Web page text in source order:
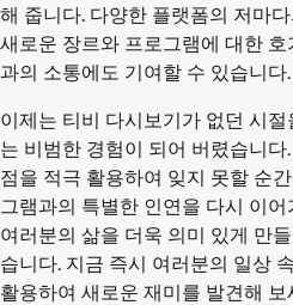
해 줍니다. 다양한 플랫폼의 저마
새로운 장르와 프로그램에 대한
과의 소통에도 기여할 수 있습니다.
이제는 티비 다시보기가 없던 시
는 비범한 경험이 되어 버렸습니
점을 적극 활용하여 잊지 못할 순
그램과의 특별한 인연을 다시 이
여러분의 삶을 더욱 의미 있게 만
습니다. 지금 즉시 여러분의 일상
활용하여 새로운 재미를 발견해 보